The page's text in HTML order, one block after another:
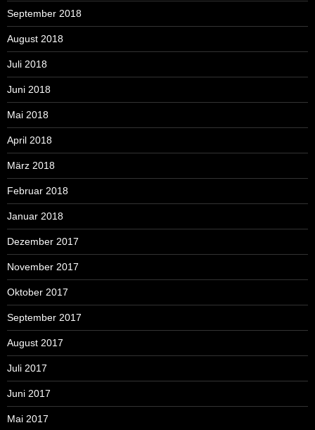
September 2018
August 2018
Juli 2018
Juni 2018
Mai 2018
April 2018
März 2018
Februar 2018
Januar 2018
Dezember 2017
November 2017
Oktober 2017
September 2017
August 2017
Juli 2017
Juni 2017
Mai 2017